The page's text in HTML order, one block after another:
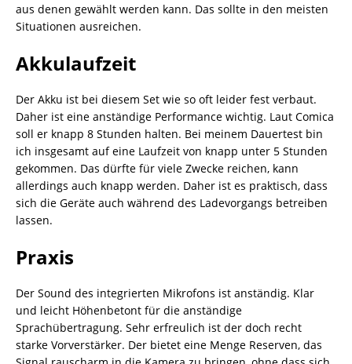
aus denen gewählt werden kann. Das sollte in den meisten
Situationen ausreichen.
Akkulaufzeit
Der Akku ist bei diesem Set wie so oft leider fest verbaut.
Daher ist eine anständige Performance wichtig. Laut Comica
soll er knapp 8 Stunden halten. Bei meinem Dauertest bin
ich insgesamt auf eine Laufzeit von knapp unter 5 Stunden
gekommen. Das dürfte für viele Zwecke reichen, kann
allerdings auch knapp werden. Daher ist es praktisch, dass
sich die Geräte auch während des Ladevorgangs betreiben
lassen.
Praxis
Der Sound des integrierten Mikrofons ist anständig. Klar
und leicht Höhenbetont für die anständige
Sprachübertragung. Sehr erfreulich ist der doch recht
starke Vorverstärker. Der bietet eine Menge Reserven, das